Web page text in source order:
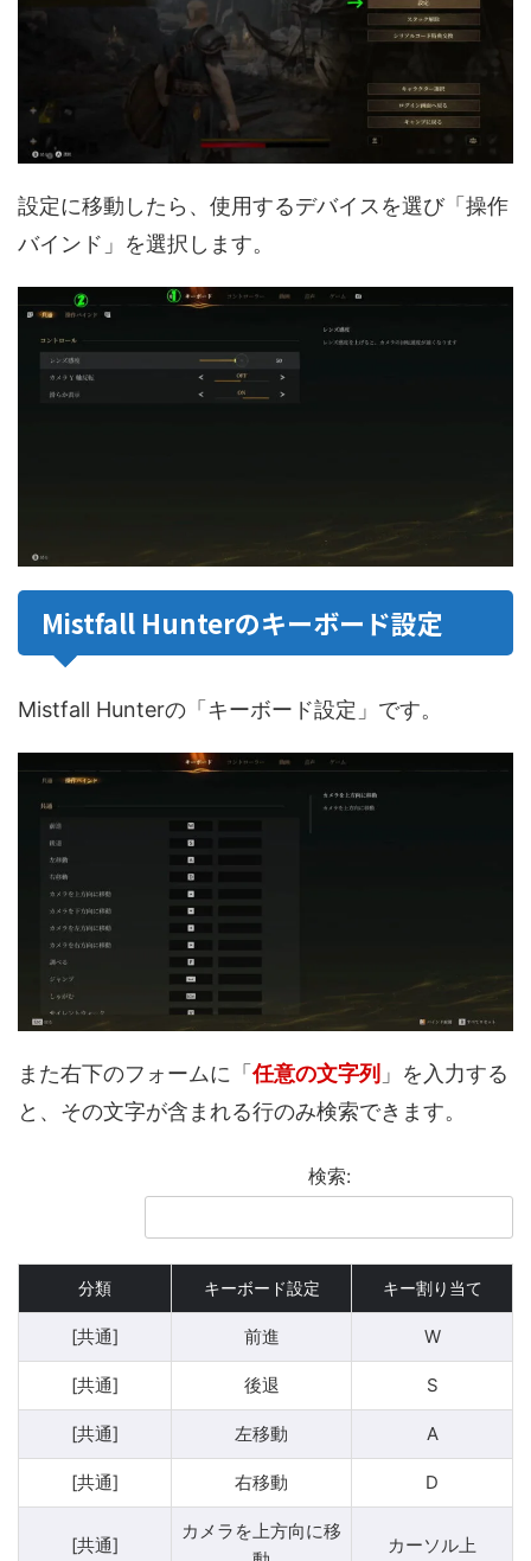
設定に移動したら、使用するデバイスを選び「操作
バインド」を選択します。
Mistfall Hunterのキーボード設定
Mistfall Hunterの「キーボード設定」です。
また右下のフォームに「任意の文字列 」を入力する
と、その文字が含まれる行のみ検索できます。
検索:
分類 キーボード設定 キー割り当て
[共通] 前進 W
[共通] 後退 S
[共通] 左移動 A
[共通] 右移動 D
[共通]
カメラを上方向に移
カーソル上